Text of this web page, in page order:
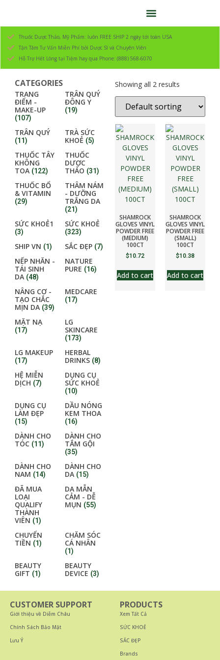
Thuốc Dược Thảo, Mỹ Phẩm: luôn FREE SHIP 2 ngày tới toàn USA
Tận Tâm Tư Vấn Miễn Phí bởi Dược Sĩ và Chuyên Viên
Hỗ Trợ Hết Lòng tại Tiệm hay qua Phone: (888) 568-6070
CATEGORIES
TRANG
ĐIỂM -
MAKE-UP
(107)
TRÂN QUÝ
ĐÔNG Y
(19)
TRÂN QUÝ
(11)
TRÀ SỨC
KHOẺ (5)
THUỐC TÂY
KHÔNG
TOA (122)
THUỐC
DƯỢC
THẢO (31)
THUỐC BỔ
& VITAMIN
(29)
THÂM NÁM
- DƯỠNG
TRẮNG DA
(21)
SỨC KHOẺ1
(3)
SỨC KHOẺ
(323)
SHIP VN (1) SẮC ĐẸP (7)
NẾP NHĂN -
TÁI SINH
DA (48)
NATURE
PURE (16)
NÂNG CƠ -
TẠO CHẮC
MỊN DA (39)
MEDCARE
(17)
MẶT NẠ
(17)
LG
SKINCARE
(173)
LG MAKEUP
(17)
HERBAL
DRINKS (8)
HỆ MIỄN
DỊCH (7)
DỤNG CỤ
SỨC KHOẺ
(10)
DỤNG CỤ
LÀM ĐẸP
(15)
DẦU NÓNG
KEM THOA
(16)
DÀNH CHO
TÓC (11)
DÀNH CHO
TẮM GỘI
(35)
DÀNH CHO
NAM (14)
DÀNH CHO
DA (15)
ĐÃ MUA
LOẠI
QUALIFY
THÀNH
VIÊN (1)
DA MẪN
CẢM - DỄ
MỤN (55)
CHUYỂN
TIỀN (1)
CHĂM SÓC
CÁ NHÂN
(1)
BEAUTY
GIFT (1)
BEAUTY
DEVICE (3)
Showing all 2 results
SHAMROCK
GLOVES VINYL
POWDER FREE
(MEDIUM)
100CT
$10.72
Add to cart
SHAMROCK
GLOVES VINYL
POWDER FREE
(SMALL)
100CT
$10.38
Add to cart
CUSTOMER SUPPORT
Giới thiệu về Diễm Châu
Chính Sách Bảo Mật
Lưu Ý
PRODUCTS
Xem Tất Cả
SỨC KHOẺ
SẮC ĐẸP
Brands